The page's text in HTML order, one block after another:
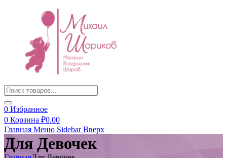
Products
search
0 Избранное
0 Корзина ₽0.00
Главная Меню Sidebar Вверх
Для Девочек